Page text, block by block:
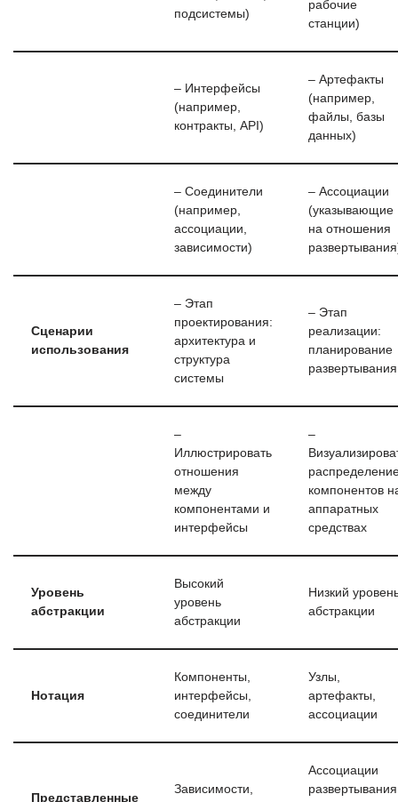
подсистемы)
рабочие
станции)
– Интерфейсы
(например,
контракты, API)
– Артефакты
(например,
файлы, базы
данных)
– Соединители
(например,
ассоциации,
зависимости)
– Ассоциации
(указывающие
на отношения
Сценарии
использования
– Этап
проектирования:
архитектура и
структура
системы
– Этап
реализации:
планирование
развертывания
–
Иллюстрировать
отношения
между
компонентами и
интерфейсы
–
компонентов
аппаратных
средствах
Уровень
абстракции
Высокий
уровень
абстракции
Низкий
абстракции
Нотация
Компоненты,
интерфейсы,
соединители
Узлы,
артефакты,
ассоциации
Представленные
Зависимости,
Ассоциации